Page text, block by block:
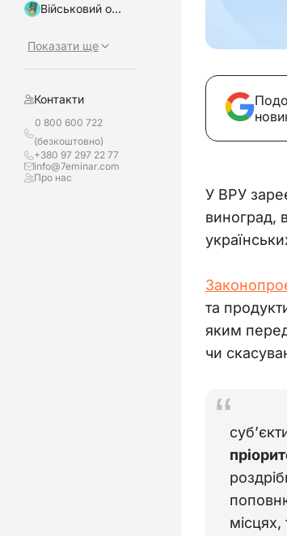
Військовий облік, бронювання
Показати ще
Контакти
0 800 600 722
(безкоштовно)
+380 97 297 22 77
info@7eminar.com
Про нас
У ВРУ
виноград,
та
яким
чи